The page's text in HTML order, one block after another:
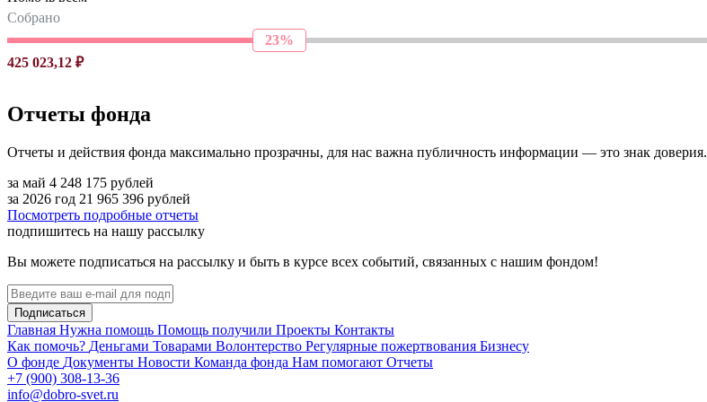
Собрано
23%
425 023,12 ₽
Отчеты фонда
Отчеты и действия фонда максимально прозрачны, для нас важна публичность информации — это знак доверия.
за май 4 248 175 рублей
за 2026 год 21 965 396 рублей
Посмотреть подробные отчеты
подпишитесь на нашу рассылку
Вы можете подписаться на рассылку и быть в курсе всех событий, связанных с нашим фондом!
Подписаться
Главная Нужна помощь Помощь получили Проекты Контакты
Как помочь? Деньгами Товарами Волонтерство Регулярные пожертвования Бизнесу
О фонде Документы Новости Команда фонда Нам помогают Отчеты
+7 (900) 308-13-36
info@dobro-svet.ru